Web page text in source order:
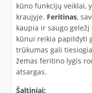
kūno funkcijų veiklai,
kraujyje. Feritinas,
kaupia ir saugo
kūnui reikia papildyti
trūkumas gali
žemas feritino lygis
atsargas.
Šaltiniai: